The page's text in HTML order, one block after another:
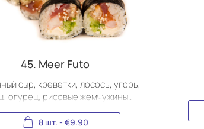
45. Meer Futo
сыр, креветки, лосось, угорь,
огурец, рисовые жемчужины..
8 шт. - €9.90